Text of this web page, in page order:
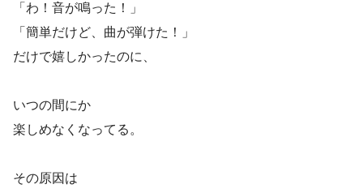
「わ！音が鳴った！」
「簡単だけど、曲が弾けた！」
だけで嬉しかったのに、
いつの間にか
楽しめなくなってる。
その原因は